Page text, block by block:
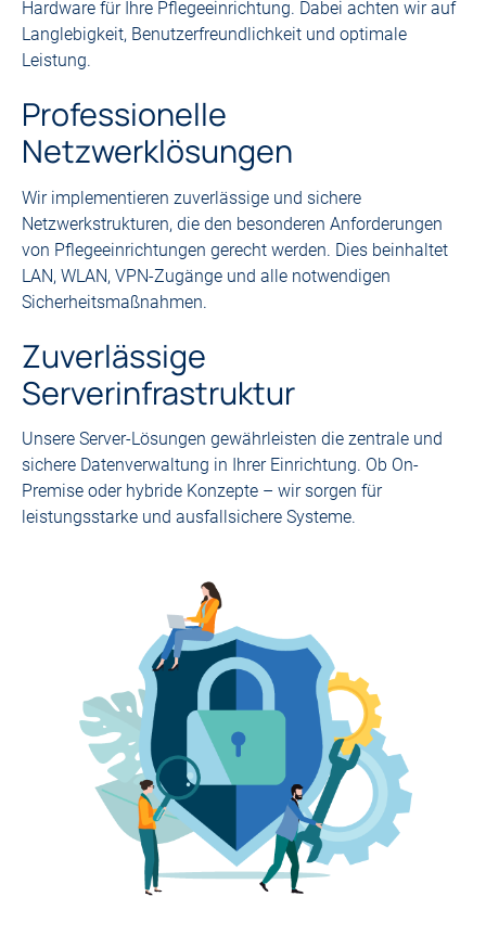
Hardware für Ihre Pflegeeinrichtung. Dabei achten wir auf
Langlebigkeit, Benutzerfreundlichkeit und optimale
Leistung.
Professionelle
Netzwerklösungen
Wir implementieren zuverlässige und sichere
Netzwerkstrukturen, die den besonderen Anforderungen
von Pflegeeinrichtungen gerecht werden. Dies beinhaltet
LAN, WLAN, VPN-Zugänge und alle notwendigen
Sicherheitsmaßnahmen.
Zuverlässige
Serverinfrastruktur
Unsere Server-Lösungen gewährleisten die zentrale und
sichere Datenverwaltung in Ihrer Einrichtung. Ob On-
Premise oder hybride Konzepte – wir sorgen für
leistungsstarke und ausfallsichere Systeme.